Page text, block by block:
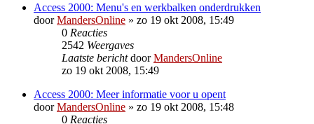
Access 2000: Menu's en werkbalken onderdrukken
doorMandersOnline » zo 19 okt 2008, 15:49
0 Reacties
2542 Weergaves
Laatste berichtdoorMandersOnline
zo 19 okt 2008, 15:49
Access 2000: Meer informatie voor u opent
doorMandersOnline » zo 19 okt 2008, 15:48
0 Reacties